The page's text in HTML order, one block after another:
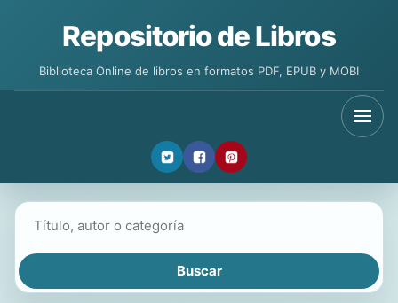
Repositorio de Libros
Biblioteca Online de libros en formatos PDF, EPUB y MOBI